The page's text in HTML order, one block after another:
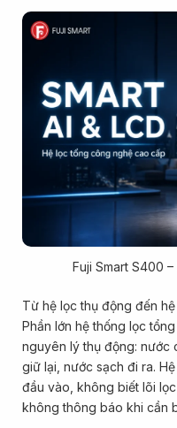
Fuji Smart S400 –
Từ hệ lọc thụ động đến
Phần lớn hệ thống lọc
nguyên lý thụ động: nước
giữ lại, nước sạch đi ra.
đầu vào, không biết lõi
không thông báo khi cần